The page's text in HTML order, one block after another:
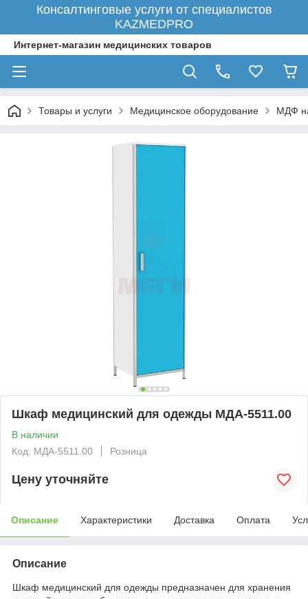
Консалтинговые услуги от специалистов
KAZMEDPRO
Интернет-магазин медицинских товаров
Товары и услуги Медицинское оборудование МДФ
Шкаф медицинский для одежды МДА-5511.00
В наличии
Код: МДА-5511.00
Розница
Цену уточняйте
Описание Характеристики Доставка Оплата
Описание
Шкаф медицинский для одежды предназначен для хранения